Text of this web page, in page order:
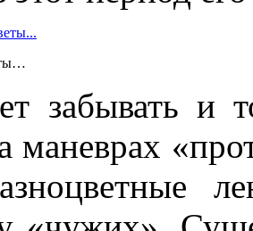
забывать и
маневрах